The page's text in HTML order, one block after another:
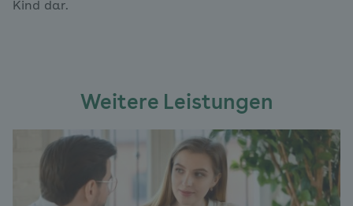
Kind dar.
Weitere Leistungen